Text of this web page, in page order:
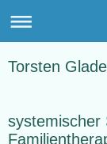
Torsten
systemischer